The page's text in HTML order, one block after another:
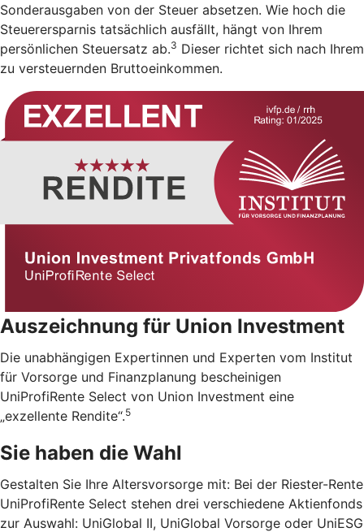
Sonderausgaben von der Steuer absetzen. Wie hoch die
Steuerersparnis tatsächlich ausfällt, hängt von Ihrem
persönlichen Steuersatz ab.3 Dieser richtet sich nach Ihrem
zu versteuernden Bruttoeinkommen.
Auszeichnung für Union Investment
Die unabhängigen Expertinnen und Experten vom Institut
für Vorsorge und Finanzplanung bescheinigen
UniProfiRente Select von Union Investment eine
„exzellente Rendite“.5
Sie haben die Wahl
Gestalten Sie Ihre Altersvorsorge mit: Bei der Riester-Rente
UniProfiRente Select stehen drei verschiedene Aktienfonds
zur Auswahl: UniGlobal II, UniGlobal Vorsorge oder UniESG